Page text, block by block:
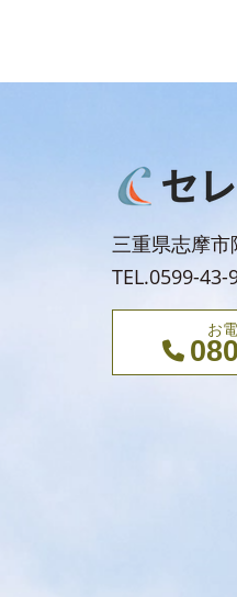
三重県志摩市
TEL.0599-
お